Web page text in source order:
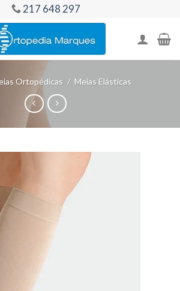
217 648 297
Ortopédicas / Meias Elásticas